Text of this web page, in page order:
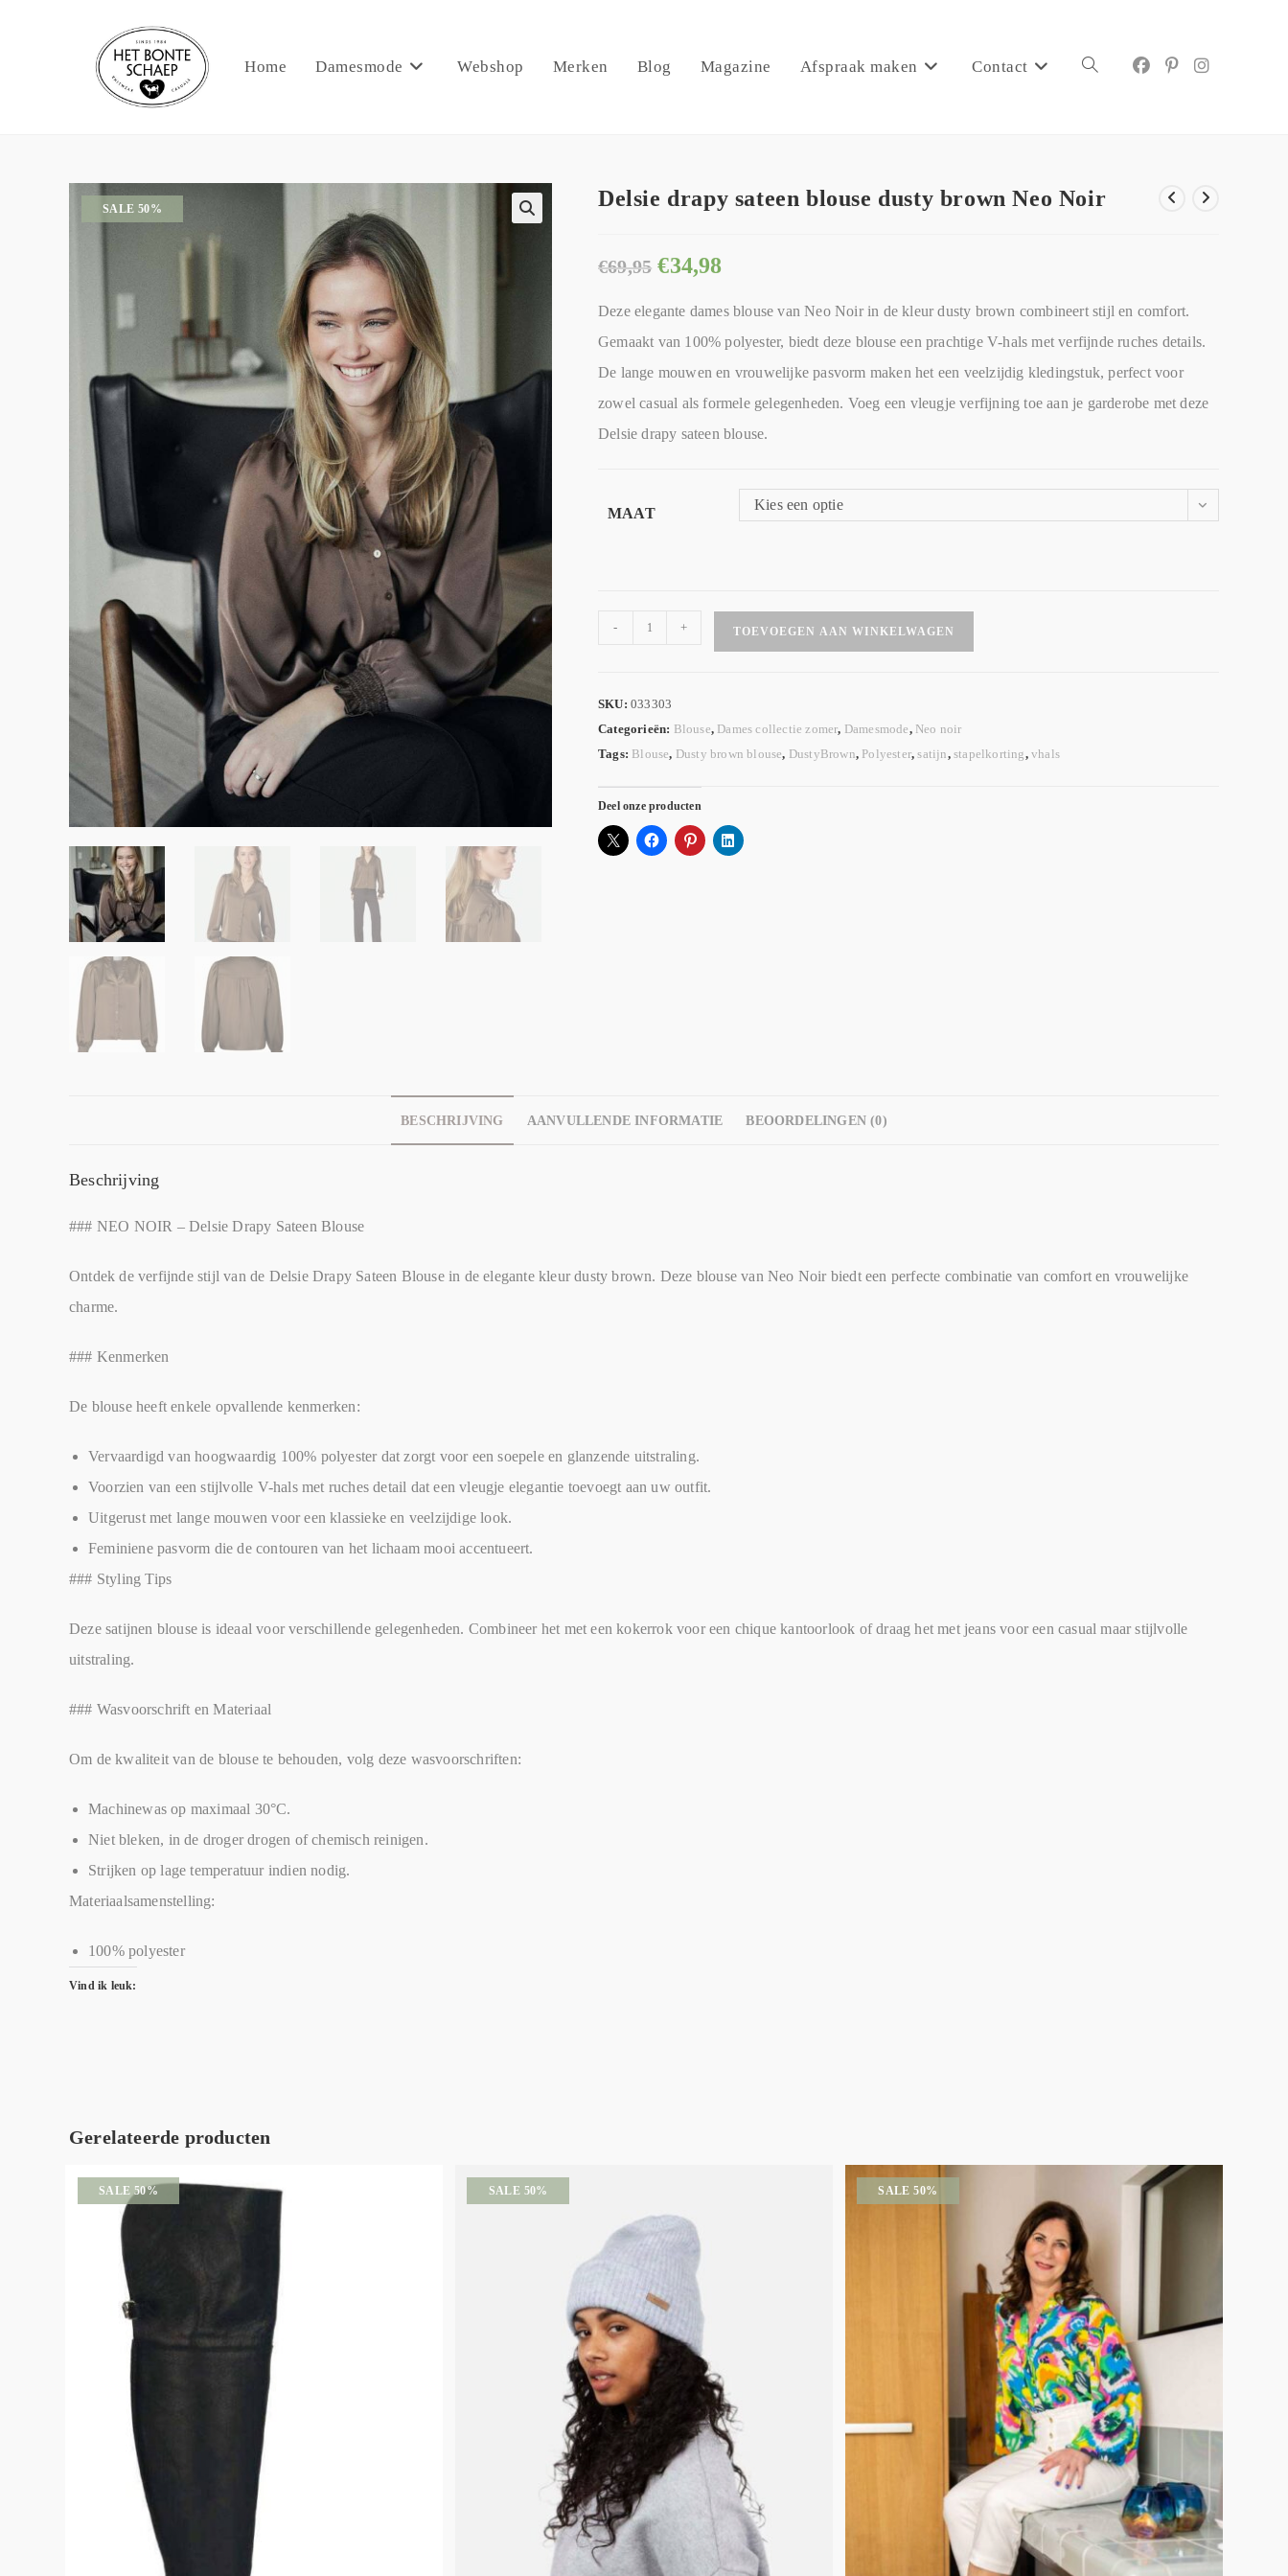
Home Damesmode Webshop Merken Blog Magazine Afspraak maken Contact
SALE 50% Delsie drapy sateen blouse dusty brown Neo Noir
€69,95 €34,98
Deze elegante dames blouse van Neo Noir in de kleur dusty brown combineert stijl en comfort.
Gemaakt van 100% polyester, biedt deze blouse een prachtige V-hals met verfijnde ruches details.
De lange mouwen en vrouwelijke pasvorm maken het een veelzijdig kledingstuk, perfect voor
zowel casual als formele gelegenheden. Voeg een vleugje verfijning toe aan je garderobe met deze
Delsie drapy sateen blouse.
MAAT
Kies een optie
- + TOEVOEGEN AAN WINKELWAGEN
SKU: 033303
Categorieën: Blouse, Dames collectie zomer, Damesmode, Neo noir
Tags: Blouse, Dusty brown blouse, DustyBrown, Polyester,satijn,stapelkorting,vhals
Deel onze producten
BESCHRIJVING AANVULLENDE INFORMATIE BEOORDELINGEN (0)
Beschrijving
### NEO NOIR – Delsie Drapy Sateen Blouse
Ontdek de verfijnde stijl van de Delsie Drapy Sateen Blouse in de elegante kleur dusty brown. Deze blouse van Neo Noir biedt een perfecte combinatie van comfort en vrouwelijke
charme.
### Kenmerken
De blouse heeft enkele opvallende kenmerken:
Vervaardigd van hoogwaardig 100% polyester dat zorgt voor een soepele en glanzende uitstraling.
Voorzien van een stijlvolle V-hals met ruches detail dat een vleugje elegantie toevoegt aan uw outfit.
Uitgerust met lange mouwen voor een klassieke en veelzijdige look.
Feminiene pasvorm die de contouren van het lichaam mooi accentueert.
### Styling Tips
Deze satijnen blouse is ideaal voor verschillende gelegenheden. Combineer het met een kokerrok voor een chique kantoorlook of draag het met jeans voor een casual maar stijlvolle
uitstraling.
### Wasvoorschrift en Materiaal
Om de kwaliteit van de blouse te behouden, volg deze wasvoorschriften:
Machinewas op maximaal 30°C.
Niet bleken, in de droger drogen of chemisch reinigen.
Strijken op lage temperatuur indien nodig.
Materiaalsamenstelling:
100% polyester
Vind ik leuk:
Gerelateerde producten
SALE 50% SALE 50% SALE 50%